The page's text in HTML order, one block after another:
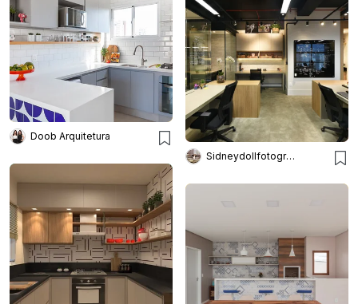
Doob Arquitetura
Sidneydollfotografo